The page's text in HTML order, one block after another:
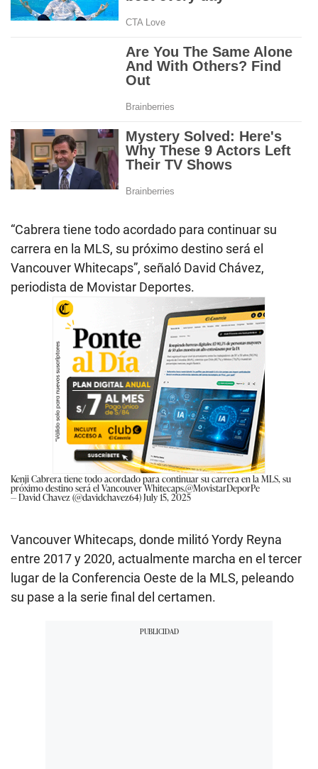
“Cabrera tiene todo acordado para continuar su
carrera en la MLS, su próximo destino será el
Vancouver Whitecaps”, señaló David Chávez,
periodista de Movistar Deportes.
Kenji Cabrera tiene todo acordado para continuar su carrera en la MLS, su
próximo destino será el Vancouver Whitecaps.@MovistarDeporPe
— David Chavez (@davidchavez64)July 15, 2025
Vancouver Whitecaps, donde militó Yordy Reyna
entre 2017 y 2020, actualmente marcha en el tercer
lugar de la Conferencia Oeste de la MLS, peleando
su pase a la serie final del certamen.